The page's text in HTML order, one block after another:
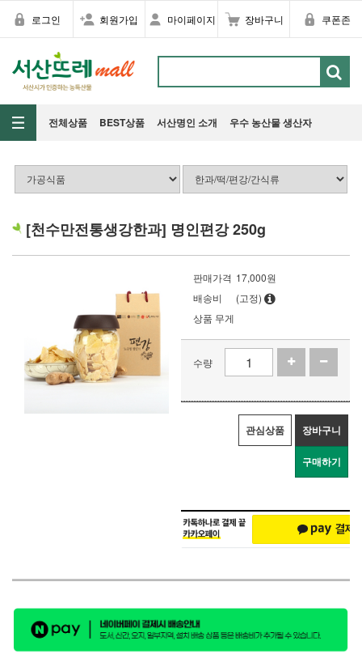
로그인 회원가입 마이페이지 장바구니 쿠폰존
전체상품 BEST상품 서산명인 소개 우수 농산물 생산자
[천수만전통생강한과] 명인편강 250g
판매가격 17,000원
배송비
(고정)
상품 무게
수량
관심상품 장바구니
구매하기